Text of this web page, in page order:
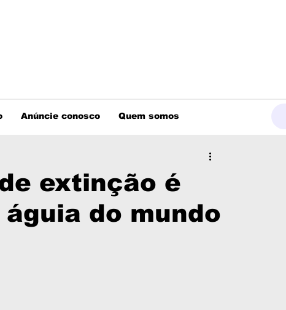
Anúncie conosco Quem somos
extinção é
do mundo